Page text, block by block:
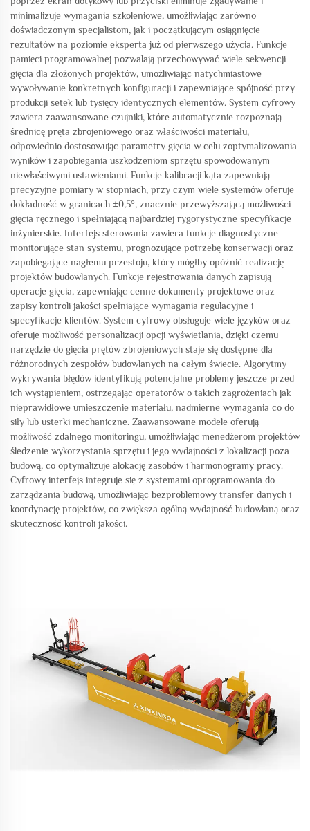
minimalizuje wymagania szkoleniowe, umożliwiając zarówno
doświadczonym specjalistom, jak i początkującym osiągnięcie
rezultatów na poziomie eksperta już od pierwszego użycia. Funkcje
pamięci programowalnej pozwalają przechowywać wiele sekwencji
gięcia dla złożonych projektów, umożliwiając natychmiastowe
wywoływanie konkretnych konfiguracji i zapewniające spójność przy
produkcji setek lub tysięcy identycznych elementów. System cyfrowy
zawiera zaawansowane czujniki, które automatycznie rozpoznają
średnicę pręta zbrojeniowego oraz właściwości materiału,
odpowiednio dostosowując parametry gięcia w celu zoptymalizowania
wyników i zapobiegania uszkodzeniom sprzętu spowodowanym
niewłaściwymi ustawieniami. Funkcje kalibracji kąta zapewniają
precyzyjne pomiary w stopniach, przy czym wiele systemów oferuje
dokładność w granicach ±0,5°, znacznie przewyższającą możliwości
gięcia ręcznego i spełniającą najbardziej rygorystyczne specyfikacje
inżynierskie. Interfejs sterowania zawiera funkcje diagnostyczne
monitorujące stan systemu, prognozujące potrzebę konserwacji oraz
zapobiegające nagłemu przestoju, który mógłby opóźnić realizację
projektów budowlanych. Funkcje rejestrowania danych zapisują
operacje gięcia, zapewniając cenne dokumenty projektowe oraz
zapisy kontroli jakości spełniające wymagania regulacyjne i
specyfikacje klientów. System cyfrowy obsługuje wiele języków oraz
oferuje możliwość personalizacji opcji wyświetlania, dzięki czemu
narzędzie do gięcia prętów zbrojeniowych staje się dostępne dla
różnorodnych zespołów budowlanych na całym świecie. Algorytmy
wykrywania błędów identyfikują potencjalne problemy jeszcze przed
ich wystąpieniem, ostrzegając operatorów o takich zagrożeniach jak
nieprawidłowe umieszczenie materiału, nadmierne wymagania co do
siły lub usterki mechaniczne. Zaawansowane modele oferują
możliwość zdalnego monitoringu, umożliwiając menedżerom projektów
śledzenie wykorzystania sprzętu i jego wydajności z lokalizacji poza
budową, co optymalizuje alokację zasobów i harmonogramy pracy.
Cyfrowy interfejs integruje się z systemami oprogramowania do
zarządzania budową, umożliwiając bezproblemowy transfer danych i
koordynację projektów, co zwiększa ogólną wydajność budowlaną oraz
skuteczność kontroli jakości.